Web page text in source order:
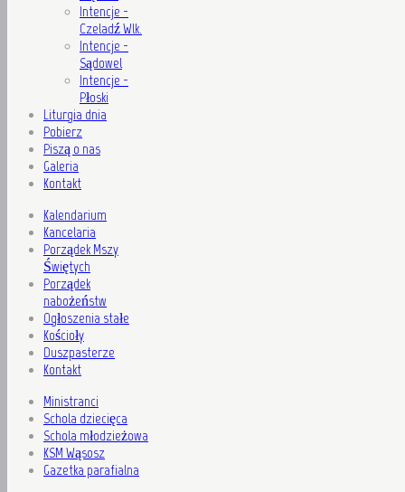
Intencje -
Czeladź Wlk.
Intencje -
Sądowel
Intencje -
Płoski
Liturgia dnia
Pobierz
Piszą o nas
Galeria
Kontakt
Kalendarium
Kancelaria
Porządek Mszy
Świętych
Porządek
nabożeństw
Ogłoszenia stałe
Kościoły
Duszpasterze
Kontakt
Ministranci
Schola dziecięca
Schola młodzieżowa
KSM Wąsosz
Gazetka parafialna